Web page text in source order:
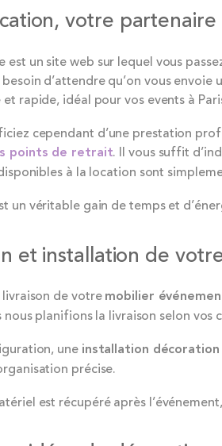
votre
un site web sur lequel vous
d’attendre qu’on vous
rapide, idéal pour vos events à
cependant d’une prestation
points de retrait. Il vous suffit
à la location sont
un véritable gain de temps et
et installation de
livraison de votremobilier
planifions la livraison selon vos
une installation décoration
précise.
est récupéré après